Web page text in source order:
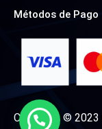
Métodos de Pago
Copyright © 2023